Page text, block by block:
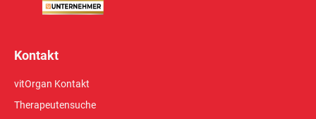
Kontakt
vitOrgan Kontakt
Therapeutensuche